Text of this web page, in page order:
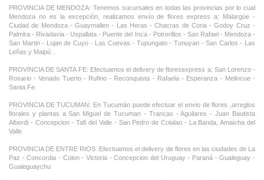
PROVINCIA DE MENDOZA: Tenemos sucursales en todas las provincias por lo cual
Mendoza no es la excepción, realizamos envío de flores express a: Malargüe -
Ciudad de Mendoza - Guaymallen - Las Heras - Chacras de Coria - Godoy Cruz -
Palmira - Rivadavia - Uspallata - Puente del Inca - Potrerillos - San Rafael - Mendoza -
San Martin - Lujan de Cuyo - Las Cuevas - Tupungato - Tunuyan - San Carlos - Las
Leñas y Maipú .
PROVINCIA DE SANTA FE: Efectuamos el delivery de floresexpress a: San Lorenzo -
Rosario - Venado Tuerto - Rufino - Reconquista - Rafaela - Esperanza - Melincue -
Santa Fe
PROVINCIA DE TUCUMAN: En Tucumán puede efectuar el envio de flores ,arreglos
florales y plantas a San Miguel de Tucuman - Trancas - Aguilares - Juan Bautista
Alberdi - Concepcion - Tafi del Valle - San Pedro de Colalao - La Banda, Amaicha del
Valle
PROVINCIA DE ENTRE RIOS :Efectuamos el delivery de flores en las ciudades de La
Paz - Concordia - Colon - Victoria - Concepcion del Uruguay - Paraná - Gualeguay -
Gualeguaychu